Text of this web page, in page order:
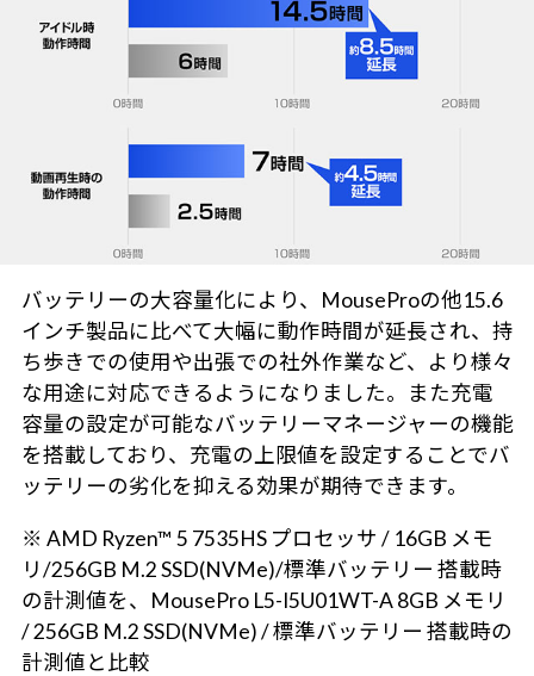
バッテリーの大容量化により、MouseProの他15.6
インチ製品に比べて大幅に動作時間が延長され、持
ち歩きでの使用や出張での社外作業など、より様々
な用途に対応できるようになりました。また充電
容量の設定が可能なバッテリーマネージャーの機能
を搭載しており、充電の上限値を設定することでバ
ッテリーの劣化を抑える効果が期待できます。
※ AMD Ryzen™ 5 7535HS プロセッサ / 16GB メモ
リ/256GB M.2 SSD(NVMe)/標準バッテリー 搭載時
の計測値を、MousePro L5-I5U01WT-A 8GB メモリ
/ 256GB M.2 SSD(NVMe) / 標準バッテリー 搭載時の
計測値と比較